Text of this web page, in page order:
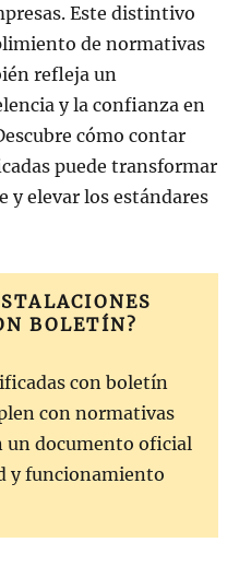
Este distintivo
de normativas
refleja un
y la confianza en
cómo contar
puede transformar
y elevar los estándares
BOLETÍN?
con boletín
con normativas
un documento oficial
y funcionamiento